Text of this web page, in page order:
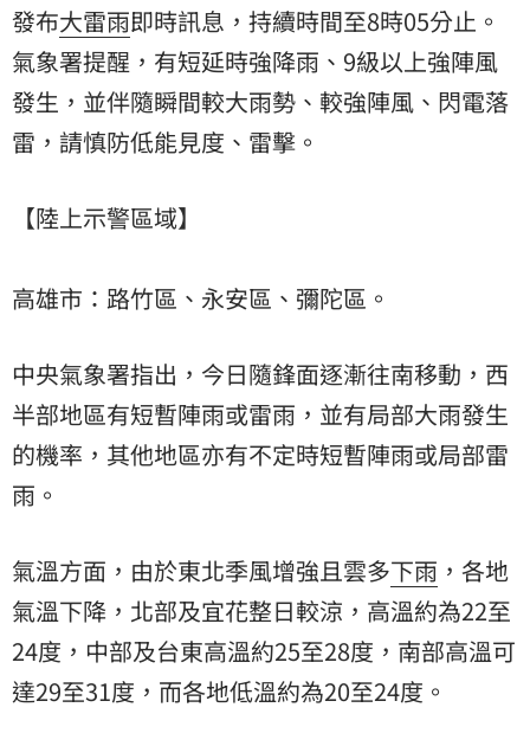
發布大雷雨即時訊息，持續時間至8時05分止。
氣象署提醒，有短延時強降雨、9級以上強陣風
發生，並伴隨瞬間較大雨勢、較強陣風、閃電落
雷，請慎防低能見度、雷擊。
【陸上示警區域】
高雄市：路竹區、永安區、彌陀區。
中央氣象署指出，今日隨鋒面逐漸往南移動，西
半部地區有短暫陣雨或雷雨，並有局部大雨發生
的機率，其他地區亦有不定時短暫陣雨或局部雷
雨。
氣溫方面，由於東北季風增強且雲多下雨 ，各地
氣溫下降，北部及宜花整日較涼，高溫約為22至
24度，中部及台東高溫約25至28度，南部高溫可
達29至31度，而各地低溫約為20至24度。